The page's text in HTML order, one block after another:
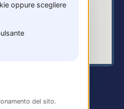
oppure scegliere
del sito.